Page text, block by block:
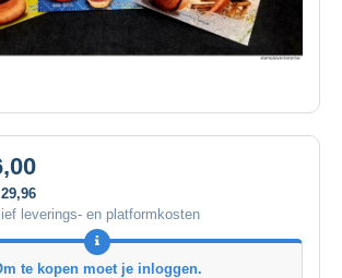
leverings- en platformkosten
te kopen moet je inloggen.